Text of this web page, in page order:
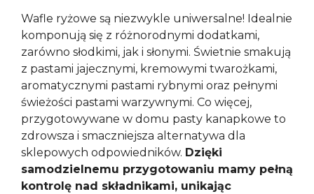
Wafle ryżowe są niezwykle uniwersalne! Idealnie
komponują się z różnorodnymi dodatkami,
zarówno słodkimi, jak i słonymi. Świetnie smakują
z pastami jajecznymi, kremowymi twarożkami,
aromatycznymi pastami rybnymi oraz pełnymi
świeżości pastami warzywnymi. Co więcej,
przygotowywane w domu pasty kanapkowe to
zdrowsza i smaczniejsza alternatywa dla
sklepowych odpowiedników. Dzięki
samodzielnemu przygotowaniu mamy pełną
kontrolę nad składnikami, unikając